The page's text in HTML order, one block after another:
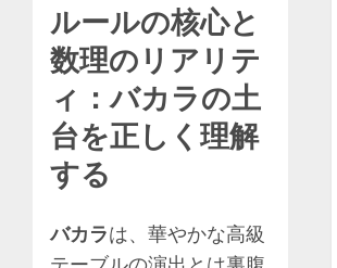
ルールの核心と
数理のリアリテ
ィ：バカラの土
台を正しく理解
する
バカラは、華やかな高級